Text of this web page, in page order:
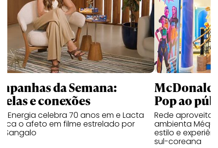
da Semana:
e conexões
Energia celebra 70 anos em e Lacta
o afeto em filme estrelado por
Sangalo
Pop ao
Rede aproveita
ambienta Méqui
estilo e
sul-coreana